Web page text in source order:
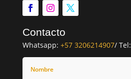
Contacto
Whatsapp: +57 3206214907/ Tel: